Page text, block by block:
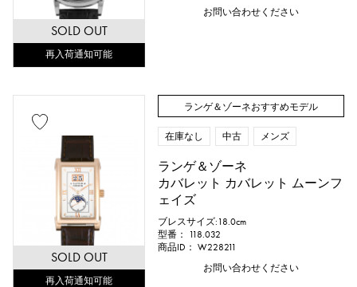
正方形（スクエア）
長方形（レクタンギュラー）
八角形（オクタゴン） 樽型（トノー）
楕円形（オーバル）
クッション型（クッションケース）
その他
SOLD OUT
再入荷通知可能
お問い合わせください
SOLD OUT
再入荷通知可能
ランゲ＆ゾーネおすすめモデル
在庫なし 中古 メンズ
ランゲ＆ゾーネ
カバレット カバレット ムーンフ
ェイズ
ブレスサイズ:18.0cm
型番： 118.032
商品ID： W228211
お問い合わせください